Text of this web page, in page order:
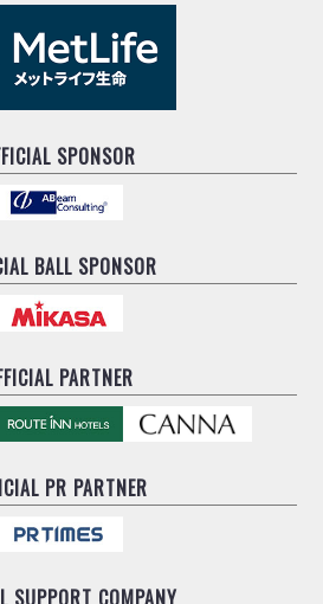
SPONSOR
BALL SPONSOR
PARTNER
PR PARTNER
SUPPORT COMPANY